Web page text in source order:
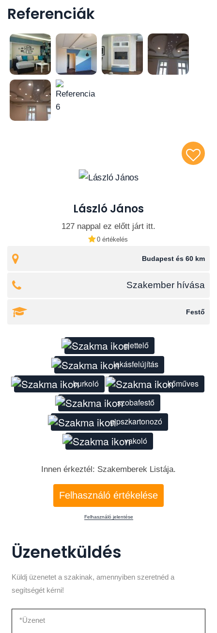
Referenciák
László János
127 nappal ez előtt járt itt.
0 értékelés
Budapest és 60 km
Szakember hívása
Festő
glettelő
lakásfelújítás
burkoló
kőműves
szobafestő
gipszkartonozó
vakoló
Innen érkeztél: Szakemberek Listája.
Felhasználó értékelése
Felhasználó jelentése
Üzenetküldés
Küldj üzenetet a szakinak, amennyiben szeretnéd a
segítségét kérni!